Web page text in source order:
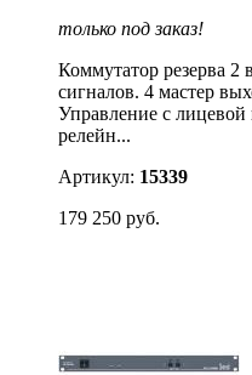
только под заказ!
Коммутатор резерва
сигналов. 4 мастер
Управление c
релейн...
Артикул: 15339
179 250 руб.